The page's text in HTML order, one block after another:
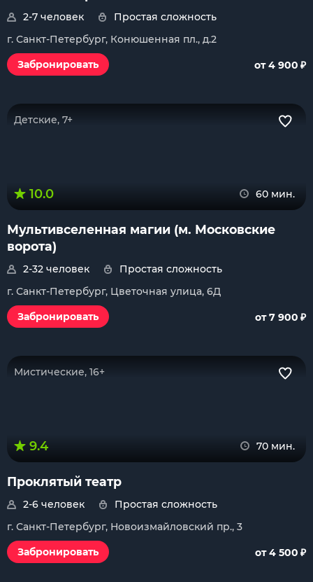
2-7 человек
Простая сложность
г. Санкт-Петербург, Конюшенная пл., д.2
Забронировать
от 4 900 ₽
Детские, 7+
10.0 60 мин.
Мультивселенная магии (м. Московские
ворота)
2-32 человек
Простая сложность
г. Санкт-Петербург, Цветочная улица, 6Д
Забронировать
от 7 900 ₽
Мистические, 16+
9.4 70 мин.
Проклятый театр
2-6 человек
Простая сложность
г. Санкт-Петербург, Новоизмайловский пр., 3
Забронировать
от 4 500 ₽